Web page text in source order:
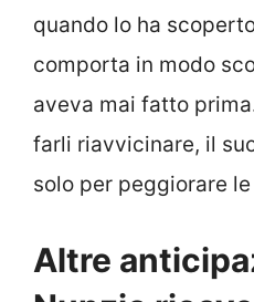
quando lo ha
comporta in modo
aveva mai fatto
farli riavvicinare, il
solo per peggiorare
Altre